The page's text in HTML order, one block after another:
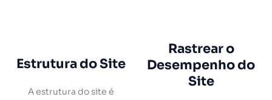
Estrutura do Site
A estrutura do site é
Rastrear o
Desempenho do
Site